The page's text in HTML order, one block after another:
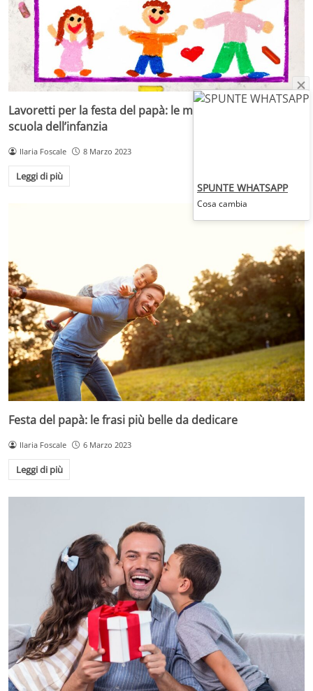
Lavoretti per la festa del papà: le migliori idee per la
scuola dell’infanzia
Ilaria Foscale 8 Marzo 2023
Leggi di più
Festa del papà: le frasi più belle da dedicare
Ilaria Foscale 6 Marzo 2023
Leggi di più
SPUNTE WHATSAPP
Cosa cambia